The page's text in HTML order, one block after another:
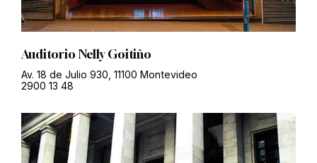
Auditorio Nelly Goitiño
Av. 18 de Julio 930, 11100 Montevideo
2900 13 48